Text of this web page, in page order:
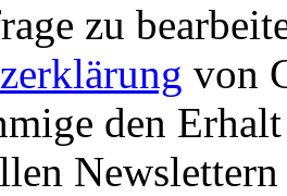
zu
von
den